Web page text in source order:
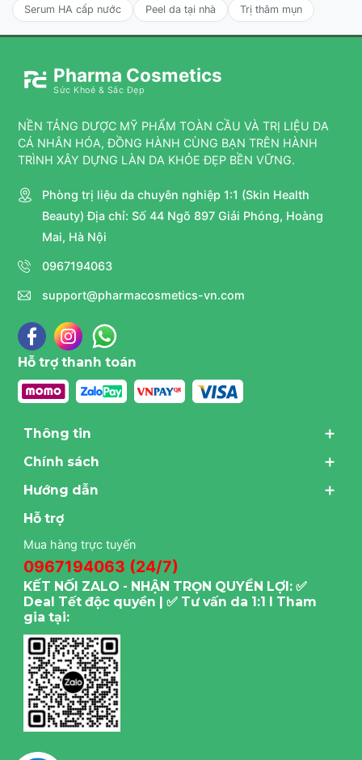
Serum HA cấp nước
Peel da tại nhà Trị thâm mụn
Pharma Cosmetics
Sức Khoẻ & Sắc Đẹp
NỀN TẢNG DƯỢC MỸ PHẨM TOÀN CẦU VÀ TRỊ LIỆU DA
CÁ NHÂN HÓA, ĐỒNG HÀNH CÙNG BẠN TRÊN HÀNH
TRÌNH XÂY DỰNG LÀN DA KHỎE ĐẸP BỀN VỮNG.
Phòng trị liệu da chuyên nghiệp 1:1 (Skin Health
Beauty) Địa chỉ: Số 44 Ngõ 897 Giải Phóng, Hoàng
Mai, Hà Nội
0967194063
support@pharmacosmetics-vn.com
Hỗ trợ thanh toán
Thông tin
Chính sách
Hướng dẫn
Hỗ trợ
Mua hàng trực tuyến
0967194063 (24/7)
KẾT NỐI ZALO - NHẬN TRỌN QUYỀN LỢI: ✅
Deal Tết độc quyền | ✅ Tư vấn da 1:1 I Tham
gia tại: